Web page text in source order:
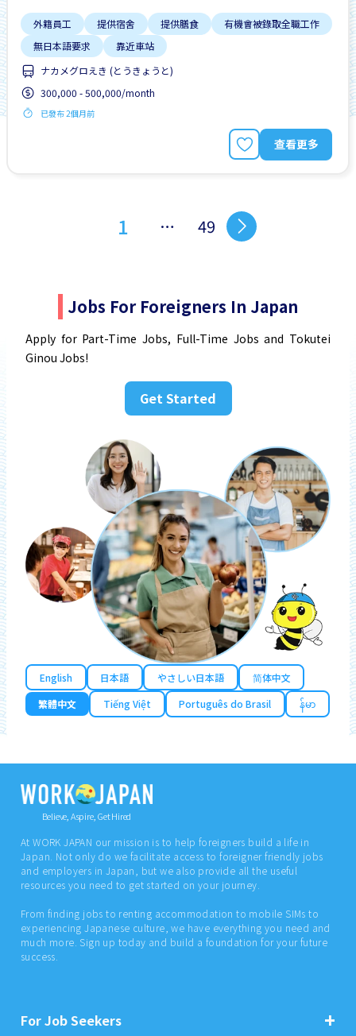
外籍員工 提供宿舍 提供膳食
有機會被錄取全職工作
無日本語要求
靠近車站
ナカメグロえき (とうきょうと)
300,000 - 500,000/month
已發布 2個月前
查看更多
1 … 49
Jobs For Foreigners In Japan
Apply for Part-Time Jobs, Full-Time Jobs and Tokutei
Ginou Jobs!
Get Started
English 日本語 やさしい日本語
简体中文
繁體中文
Tiếng Việt Português do Brasil န်မာ
Believe, Aspire, Get Hired
At WORK JAPAN our mission is to help foreigners build a life in
Japan. Not only do we facilitate access to foreigner friendly jobs
and employers in Japan, but we also provide all the useful
resources you need to get started on your journey.
From finding jobs to renting accommodation to mobile SIMs to
experiencing Japanese culture, we have everything you need and
much more. Sign up today and build a foundation for your future
success.
For Job Seekers